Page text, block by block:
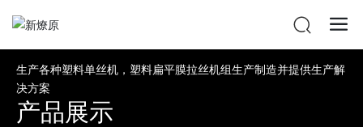
产品展示
生产各种塑料单丝机，塑料扁平膜拉丝机组生产制造并提供生产解
决方案